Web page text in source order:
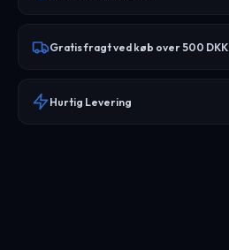
Gratis fragt ved køb over 500 DKK
Hurtig Levering